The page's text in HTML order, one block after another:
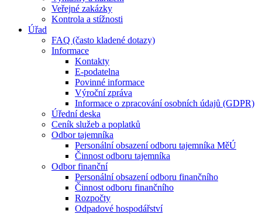
Veřejné zakázky
Kontrola a stížnosti
Úřad
FAQ (často kladené dotazy)
Informace
Kontakty
E-podatelna
Povinné informace
Výroční zpráva
Informace o zpracování osobních údajů (GDPR)
Úřední deska
Ceník služeb a poplatků
Odbor tajemníka
Personální obsazení odboru tajemníka MěÚ
Činnost odboru tajemníka
Odbor finanční
Personální obsazení odboru finančního
Činnost odboru finančního
Rozpočty
Odpadové hospodářství